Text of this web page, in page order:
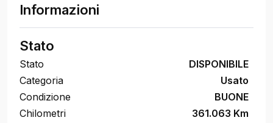
Informazioni
Stato
Stato
DISPONIBILE
Categoria
Usato
Condizione
BUONE
Chilometri
361.063 Km